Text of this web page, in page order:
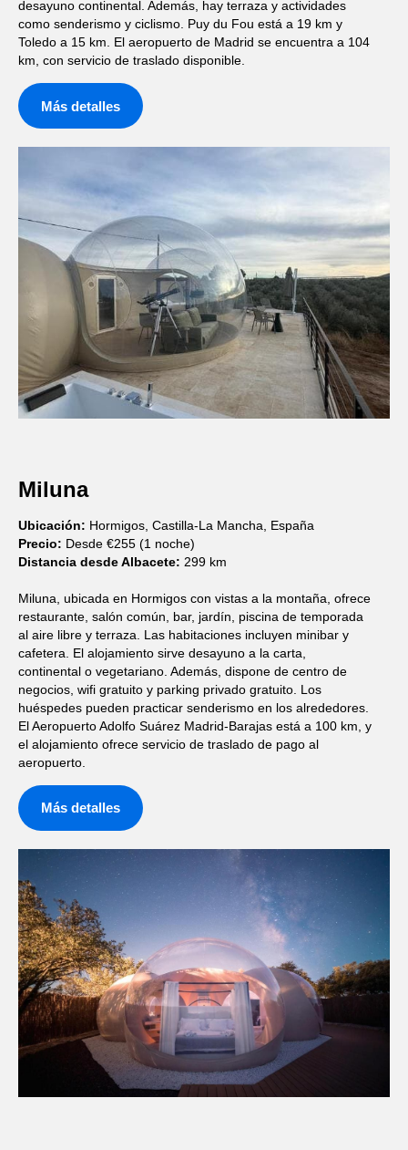
desayuno continental. Además, hay terraza y actividades
como senderismo y ciclismo. Puy du Fou está a 19 km y
Toledo a 15 km. El aeropuerto de Madrid se encuentra a 104
km, con servicio de traslado disponible.
Más detalles
Miluna
Ubicación: Hormigos, Castilla-La Mancha, España
Precio: Desde €255 (1 noche)
Distancia desde Albacete: 299 km
Miluna, ubicada en Hormigos con vistas a la montaña, ofrece
restaurante, salón común, bar, jardín, piscina de temporada
al aire libre y terraza. Las habitaciones incluyen minibar y
cafetera. El alojamiento sirve desayuno a la carta,
continental o vegetariano. Además, dispone de centro de
negocios, wifi gratuito y parking privado gratuito. Los
huéspedes pueden practicar senderismo en los alrededores.
El Aeropuerto Adolfo Suárez Madrid-Barajas está a 100 km, y
el alojamiento ofrece servicio de traslado de pago al
aeropuerto.
Más detalles